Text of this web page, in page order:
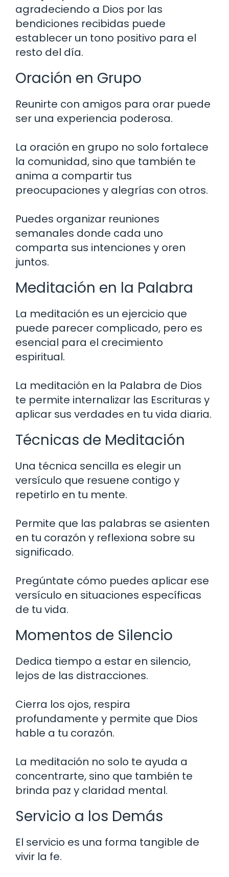
agradeciendo a Dios por las
bendiciones recibidas puede
establecer un tono positivo para el
resto del día.
Oración en Grupo
Reunirte con amigos para orar puede
ser una experiencia poderosa.
La oración en grupo no solo fortalece
la comunidad, sino que también te
anima a compartir tus
preocupaciones y alegrías con otros.
Puedes organizar reuniones
semanales donde cada uno
comparta sus intenciones y oren
juntos.
Meditación en la Palabra
La meditación es un ejercicio que
puede parecer complicado, pero es
esencial para el crecimiento
espiritual.
La meditación en la Palabra de Dios
te permite internalizar las Escrituras y
aplicar sus verdades en tu vida diaria.
Técnicas de Meditación
Una técnica sencilla es elegir un
versículo que resuene contigo y
repetirlo en tu mente.
Permite que las palabras se asienten
en tu corazón y reflexiona sobre su
significado.
Pregúntate cómo puedes aplicar ese
versículo en situaciones específicas
de tu vida.
Momentos de Silencio
Dedica tiempo a estar en silencio,
lejos de las distracciones.
Cierra los ojos, respira
profundamente y permite que Dios
hable a tu corazón.
La meditación no solo te ayuda a
concentrarte, sino que también te
brinda paz y claridad mental.
Servicio a los Demás
El servicio es una forma tangible de
vivir la fe.